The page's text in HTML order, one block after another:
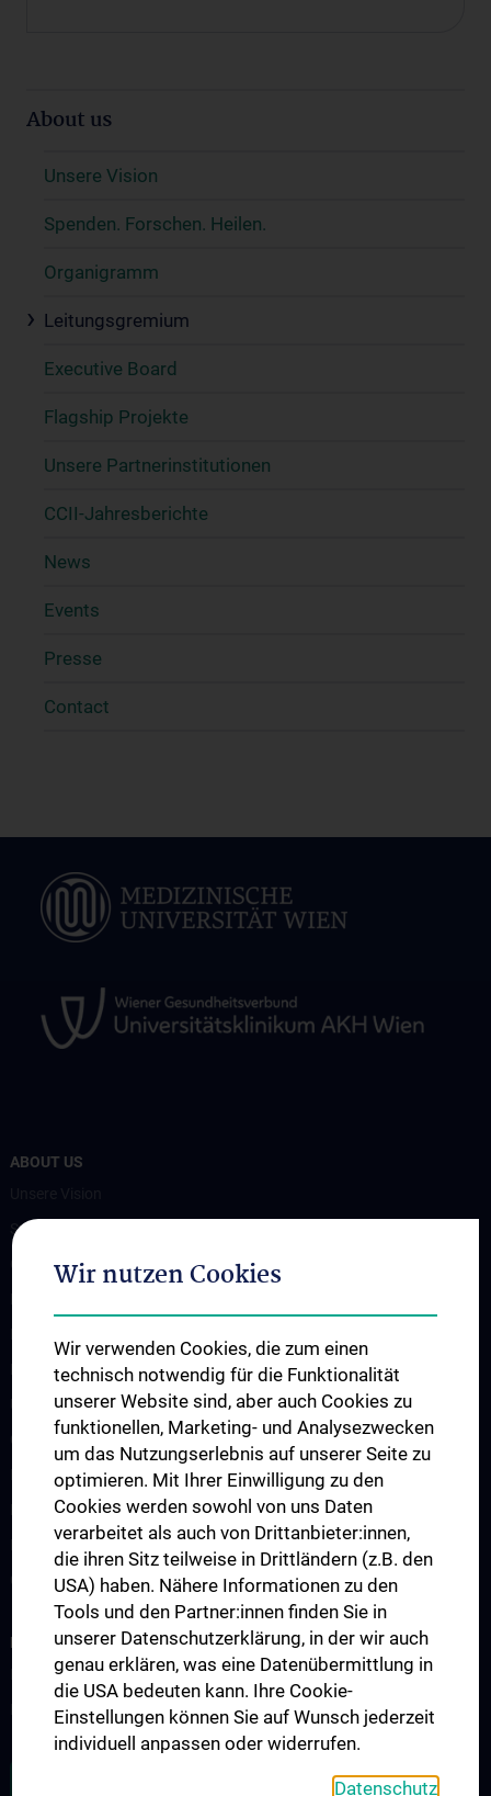
About us
Unsere Vision
Spenden. Forschen. Heilen.
Organigramm
Leitungsgremium
Executive Board
Flagship Projekte
Unsere Partnerinstitutionen
CCII-Jahresberichte
News
Events
Presse
Contact
ABOUT US
Spenden. Forschen. Heilen.
Organigramm
Flagship Projekte
Unsere Partnerinstitutionen
CCII-Jahresberichte
Events
Contact
FOR PATIENTS
Informationen für Patient:innen mit Primären Immundefekten
Informationen zum Thema Impfen
Wir nutzen Cookies
Wir verwenden Cookies, die zum einen
technisch notwendig für die Funktionalität
unserer Website sind, aber auch Cookies zu
funktionellen, Marketing- und Analysezwecken
um das Nutzungserlebnis auf unserer Seite zu
optimieren. Mit Ihrer Einwilligung zu den
Cookies werden sowohl von uns Daten
verarbeitet als auch von Drittanbieter:innen,
die ihren Sitz teilweise in Drittländern (z.B. den
USA) haben. Nähere Informationen zu den
Tools und den Partner:innen finden Sie in
unserer Datenschutzerklärung, in der wir auch
genau erklären, was eine Datenübermittlung in
die USA bedeuten kann. Ihre Cookie-
Einstellungen können Sie auf Wunsch jederzeit
individuell anpassen oder widerrufen.
Datenschutz